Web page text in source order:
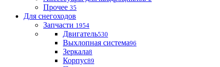
Прочее 35
Для снегоходов
Запчасти 1954
Двигатель530
Выхлопная система96
Зеркала8
Корпус89